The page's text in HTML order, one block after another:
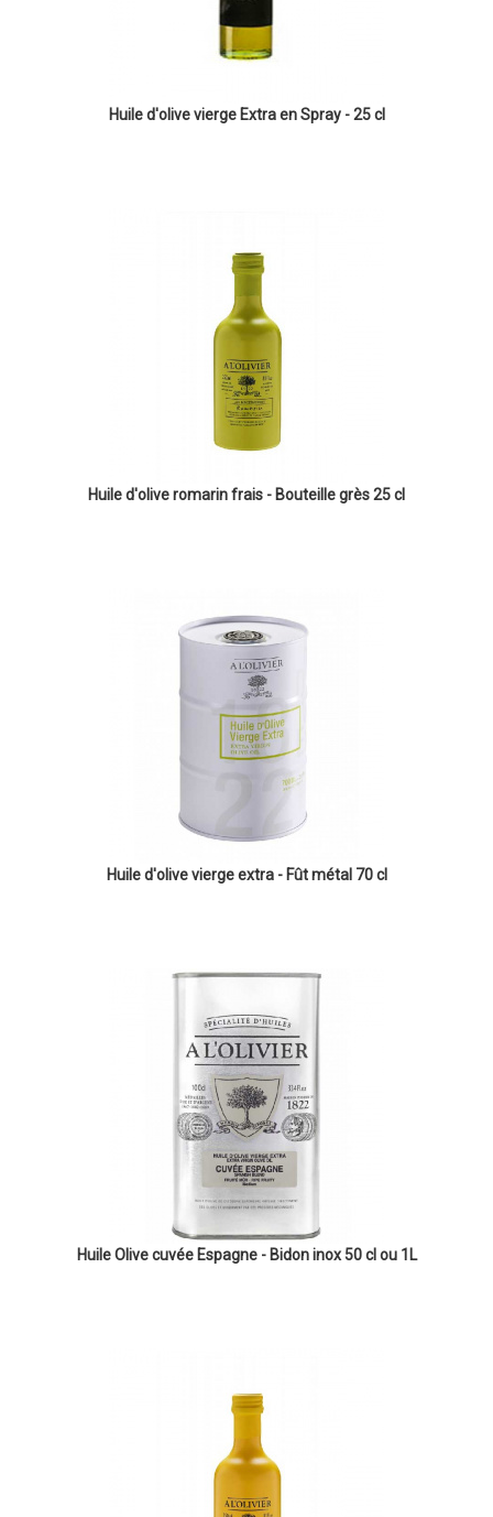
Huile d'olive vierge Extra en Spray - 25 cl
Huile d'olive romarin frais - Bouteille grès 25 cl
Huile d'olive vierge extra - Fût métal 70 cl
Huile Olive cuvée Espagne - Bidon inox 50 cl ou 1L